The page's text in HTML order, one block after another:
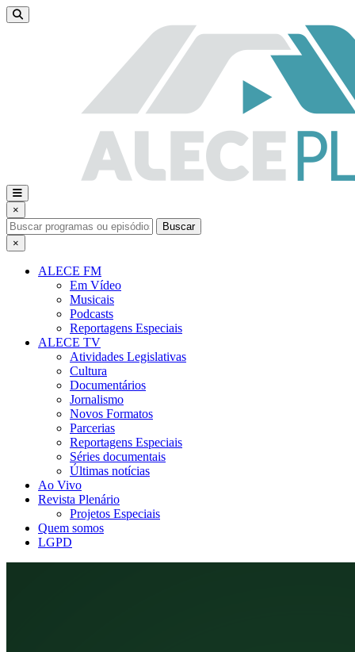
×
Buscar
×
ALECE FM
Em Vídeo
Musicais
Podcasts
Reportagens Especiais
ALECE TV
Atividades Legislativas
Cultura
Documentários
Jornalismo
Novos Formatos
Parcerias
Reportagens Especiais
Séries documentais
Últimas notícias
Ao Vivo
Revista Plenário
Projetos Especiais
Quem somos
LGPD